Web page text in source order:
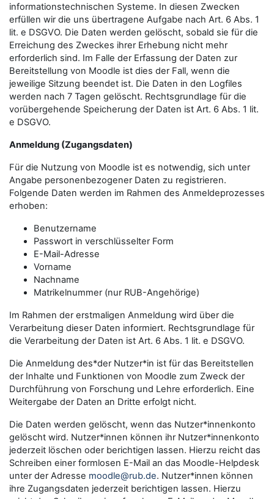
informationstechnischen Systeme. In diesen Zwecken
erfüllen wir die uns übertragene Aufgabe nach Art. 6 Abs. 1
lit. e DSGVO. Die Daten werden gelöscht, sobald sie für die
Erreichung des Zweckes ihrer Erhebung nicht mehr
erforderlich sind. Im Falle der Erfassung der Daten zur
Bereitstellung von Moodle ist dies der Fall, wenn die
jeweilige Sitzung beendet ist. Die Daten in den Logfiles
werden nach 7 Tagen gelöscht. Rechtsgrundlage für die
vorübergehende Speicherung der Daten ist Art. 6 Abs. 1 lit.
e DSGVO.
Anmeldung (Zugangsdaten)
Für die Nutzung von Moodle ist es notwendig, sich unter
Angabe personenbezogener Daten zu registrieren.
Folgende Daten werden im Rahmen des Anmeldeprozesses
erhoben:
Benutzername
Passwort in verschlüsselter Form
E-Mail-Adresse
Vorname
Nachname
Matrikelnummer (nur RUB-Angehörige)
Im Rahmen der erstmaligen Anmeldung wird über die
Verarbeitung dieser Daten informiert. Rechtsgrundlage für
die Verarbeitung der Daten ist Art. 6 Abs. 1 lit. e DSGVO.
Die Anmeldung des*der Nutzer*in ist für das Bereitstellen
der Inhalte und Funktionen von Moodle zum Zweck der
Durchführung von Forschung und Lehre erforderlich. Eine
Weitergabe der Daten an Dritte erfolgt nicht.
Die Daten werden gelöscht, wenn das Nutzer*innenkonto
gelöscht wird. Nutzer*innen können ihr Nutzer*innenkonto
jederzeit löschen oder berichtigen lassen. Hierzu reicht das
Schreiben einer formlosen E-Mail an das Moodle-Helpdesk
unter der Adresse moodle@rub.de. Nutzer*innen können
ihre Zugangsdaten jederzeit berichtigen lassen. Hierzu